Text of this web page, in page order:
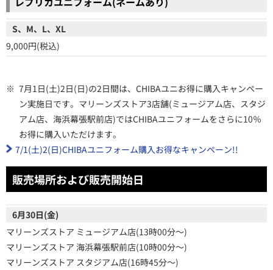
S、M、L、XL
9,000円(税込)
※ 7月1日(土)2日(日)の2日間は、CHIBAユニお得に購入キャンペー
ン実施日です。マリーンズストア3店舗(ミュージアム店、スタジ
アム店、海浜幕張駅前店)ではCHIBAユニフォームをさらに10％
お得に購入いただけます。
7/1(土)2(日)CHIBAユニフォーム購入お得なキャンペーン!!
販売場所および販売開始日
6月30日(金)
マリーンズストア ミュージアム店(13時00分～)
マリーンズストア 海浜幕張駅前店(10時00分～)
マリーンズストア スタジアム店(16時45分～)